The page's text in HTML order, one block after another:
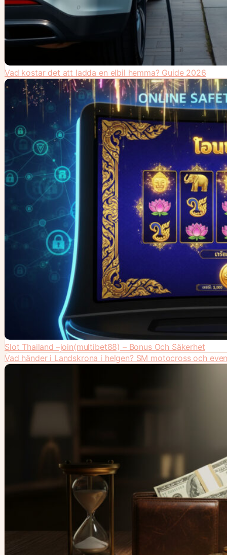
Vad kostar det att ladda en elbil hemma? Guide 2026
Slot Thailand –join(multibet88) – Bonus Och Säkerhet
Vad händer i Landskrona i helgen? SM motocross och